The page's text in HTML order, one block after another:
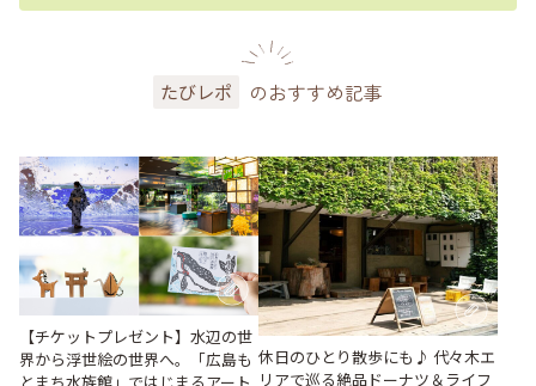
たびレポ のおすすめ記事
【チケットプレゼント】水辺の世
界から浮世絵の世界へ。「広島も 休日のひとり散歩にも♪ 代々木エ
リアで巡る絶品ドーナツ＆ライフ